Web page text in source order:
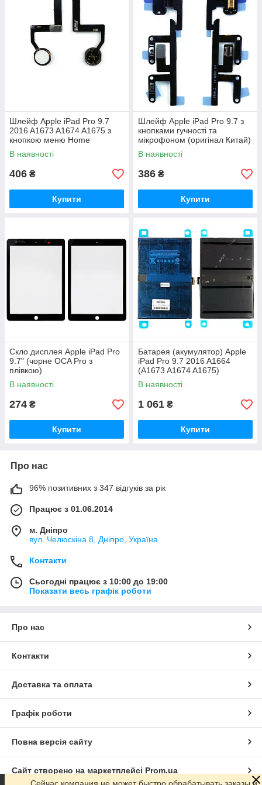
Шлейф Apple iPad Pro 9.7
2016 A1673 A1674 A1675 з
кнопкою меню Home
(золотистий AAA)
В наявності
406 ₴
Купити
Шлейф Apple iPad Pro 9.7 з
кнопками гучності та
мікрофоном (оригінал Китай)
В наявності
386 ₴
Купити
Скло дисплея Apple iPad Pro
9.7" (чорне OCA Pro з
плівкою)
В наявності
274 ₴
Купити
Батарея (акумулятор) Apple
iPad Pro 9.7 2016 A1664
(A1673 A1674 A1675)
(оригінал Китай 7306 mAh)
В наявності
1 061 ₴
Купити
Про нас
96% позитивних з 347 відгуків за рік
Працює з 01.06.2014
м. Дніпро
вул. Челюскіна 8, Дніпро, Україна
Контакти
Сьогодні працює з 10:00 до 19:00
Показати весь графік роботи
Про нас
Контакти
Доставка та оплата
Графік роботи
Повна версія сайту
Сайт створено на маркетплейсі Prom.ua